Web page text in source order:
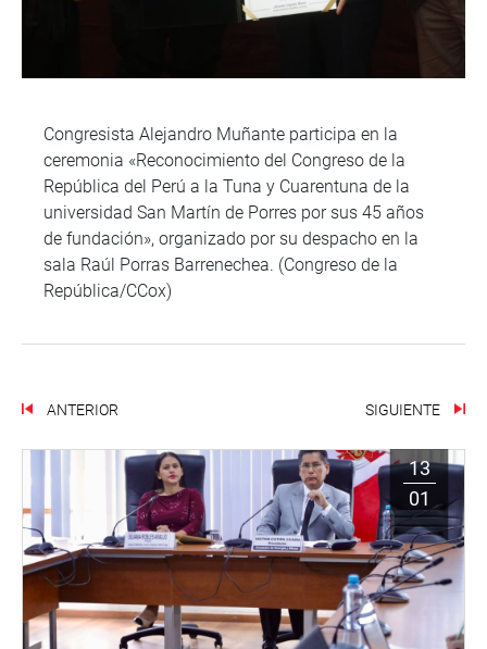
Congresista Alejandro Muñante participa en la
ceremonia «Reconocimiento del Congreso de la
República del Perú a la Tuna y Cuarentuna de la
universidad San Martín de Porres por sus 45 años
de fundación», organizado por su despacho en la
sala Raúl Porras Barrenechea. (Congreso de la
República/CCox)
ANTERIOR SIGUIENTE
13
01